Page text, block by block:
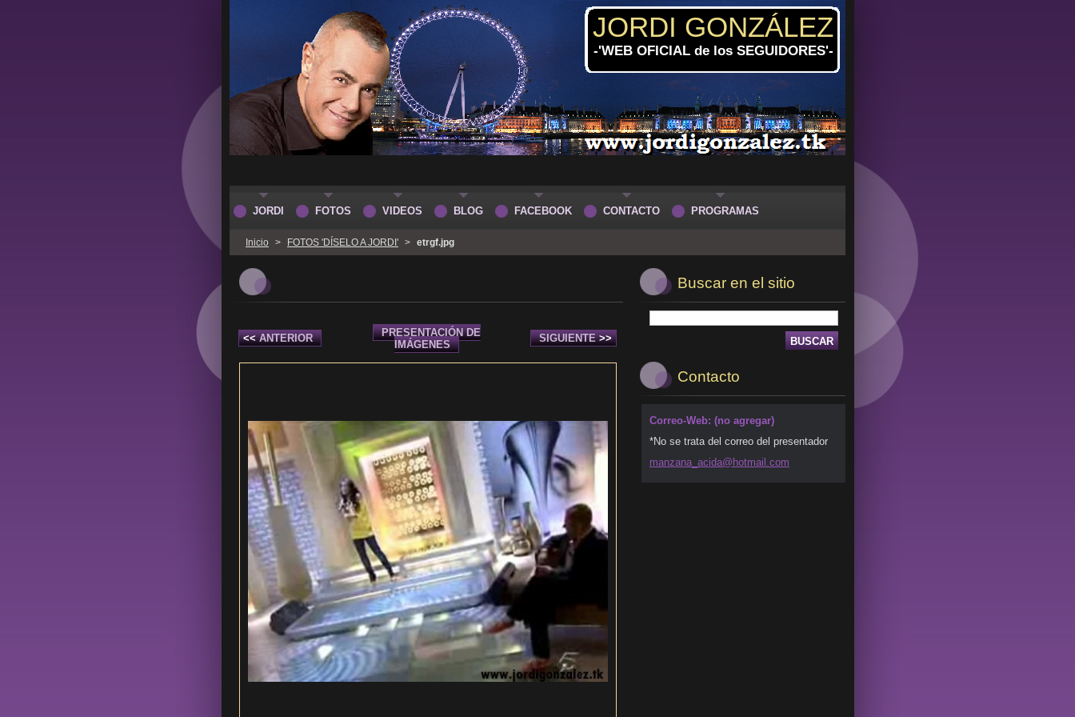
JORDI GONZÁLEZ
-'WEB OFICIAL de los SEGUIDORES'-
Inicio > FOTOS 'DÍSELO A JORDI' > etrgf.jpg
<< ANTERIOR
PRESENTACIÓN DE
IMÁGENES
SIGUIENTE >>
Buscar en el sitio
Contacto
Correo-Web: (no agregar)
*No se trata del correo del presentador
manzana_ acida@hotmail.com
JORDI FOTOS VIDEOS BLOG FACEBOOK CONTACTO PROGRAMAS